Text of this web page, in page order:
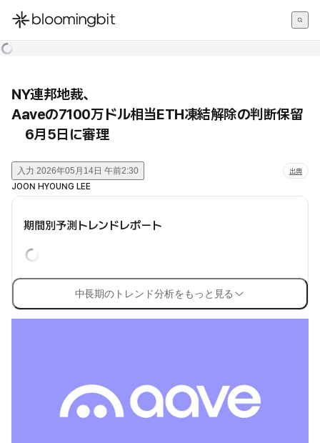
한국어
NY連邦地裁、
Aaveの7100万ドル相当ETH凍結解除の判断保留
6月5日に審理
入力 2026年05月14日 午前2:30 出典
JOON HYOUNG LEE
期間別予測トレンドレポート
中長期のトレンド分析をもっと見る